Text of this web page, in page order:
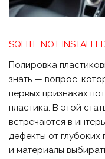
SQLITE NOT
Полировка
знать — вопрос,
первых признаках
пластика. В этой
встречаются в
дефекты от
и материалы